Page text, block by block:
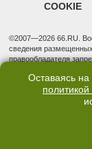
COOKIE
©2007—2026 66.RU.
сведения
правообладателя
надзору в сфере
(Роскомнадзор).
Учредитель:
3, оф. 7015
обл., г. Екатеринбург,
info@news.66.ru
Оставаясь на